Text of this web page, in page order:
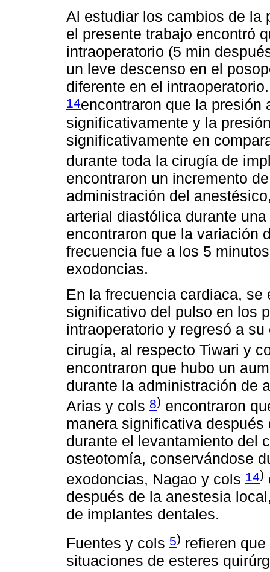
Al estudiar los cambios de la
el presente trabajo encontró
intraoperatorio (5 min
un leve descenso en el
diferente en el
14encontraron que la presión
significativamente y la
significativamente en
durante toda la cirugía de
encontraron un incremento
administración del
arterial diastólica durante
encontraron que la variación
frecuencia fue a los 5
exodoncias.
En la frecuencia cardiaca,
significativo del pulso en los
intraoperatorio y regresó a
cirugía, al respecto Tiwari y
encontraron que hubo un
durante la administración de
Arias y cols 8) encontraron
manera significativa
durante el levantamiento del
osteotomía, conservándose
exodoncias, Nagao y cols 14)
después de la anestesia
de implantes dentales.
Fuentes y cols 5) refieren
situaciones de esteres